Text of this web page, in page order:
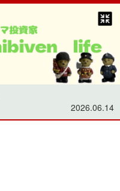
2026.06.14